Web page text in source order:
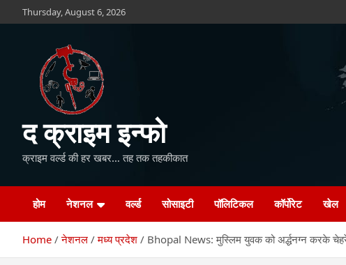
to
Thursday, August 6, 2026
द क्राइम इन्फो
क्राइम वर्ल्ड की हर खबर… तह तक तहकीकात
होम नेशनल वर्ल्ड सोसाइटी पॉलिटिकल कॉर्पोरेट खेल
Home नेशनल मध्य प्रदेश Bhopal News: मुस्लिम युवक को अर्द्धनग्न करके चेहरे